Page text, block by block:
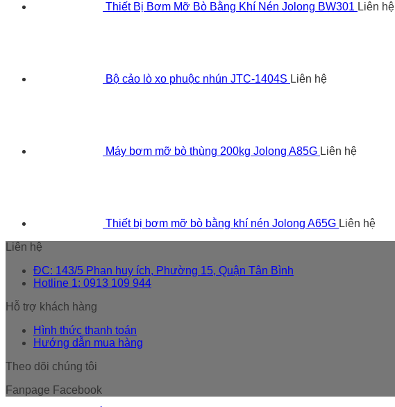
Thiết Bị Bơm Mỡ Bò Bằng Khí Nén Jolong BW301 Liên hệ
Bộ cảo lò xo phuộc nhún JTC-1404S Liên hệ
Máy bơm mỡ bò thùng 200kg Jolong A85G Liên hệ
Thiết bị bơm mỡ bò bằng khí nén Jolong A65G Liên hệ
Liên hệ
ĐC: 143/5 Phan huy ích, Phường 15, Quận Tân Bình
Hotline 1: 0913 109 944
Hỗ trợ khách hàng
Hình thức thanh toán
Hướng dẫn mua hàng
Theo dõi chúng tôi
Fanpage Facebook